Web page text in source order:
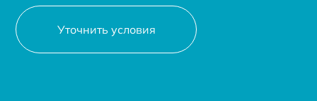
Уточнить условия